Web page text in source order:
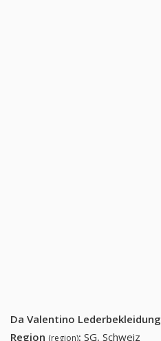
Da Valentino Lederbekleidung
Region (region): SG, Schweiz